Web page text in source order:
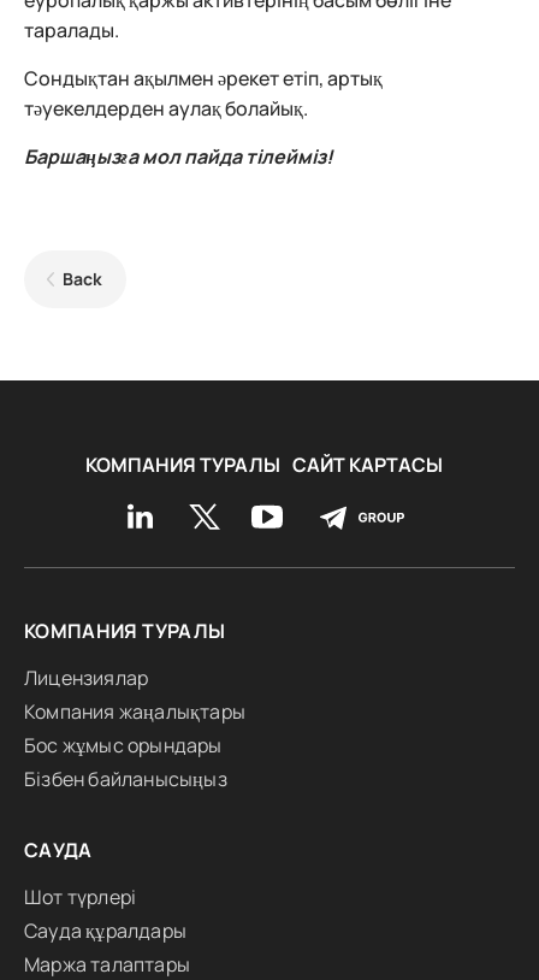
таралады.
Сондықтан ақылмен әрекет етіп, артық
тәуекелдерден аулақ болайық.
Баршаңызға мол пайда тілейміз!
Back
КОМПАНИЯ ТУРАЛЫ САЙТ КАРТАСЫ
КОМПАНИЯ ТУРАЛЫ
Лицензиялар
Компания жаңалықтары
Бос жұмыс орындары
Бізбен байланысыңыз
САУДА
Шот түрлері
Сауда құралдары
Маржа талаптары